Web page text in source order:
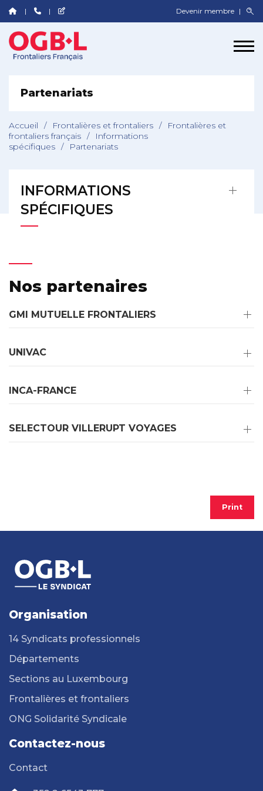
Devenir membre
Partenariats
Accueil / Frontalières et frontaliers /
Frontalières et
frontaliers français /
Informations
spécifiques / Partenariats
INFORMATIONS
SPÉCIFIQUES
Nos partenaires
GMI MUTUELLE FRONTALIERS
UNIVAC
INCA-FRANCE
SELECTOUR VILLERUPT VOYAGES
Print
Organisation
14 Syndicats professionnels
Départements
Sections au Luxembourg
Frontalières et frontaliers
ONG Solidarité Syndicale
Contactez-nous
Contact